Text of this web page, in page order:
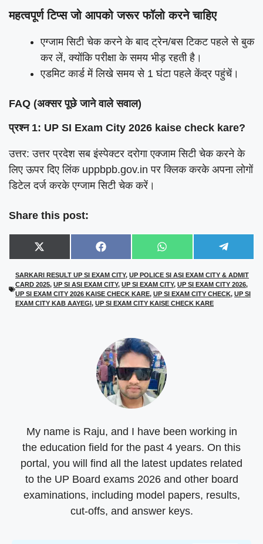
महत्वपूर्ण टिप्स जो आपको जरूर फॉलो करने चाहिए
एग्जाम सिटी चेक करने के बाद ट्रेन/बस टिकट पहले से बुक
कर लें, क्योंकि परीक्षा के समय भीड़ रहती है।
एडमिट कार्ड में लिखे समय से 1 घंटा पहले केंद्र पहुंचें।
FAQ (अक्सर पूछे जाने वाले सवाल)
प्रश्न 1: UP SI Exam City 2026 kaise check kare?
उत्तर: उत्तर प्रदेश सब इंस्पेक्टर दरोगा एक्जाम सिटी चेक करने के
लिए ऊपर दिए लिंक uppbpb.gov.in पर क्लिक करके अपना लोगों
डिटेल दर्ज करके एग्जाम सिटी चेक करें।
Share this post:
Share
on
X
(
w
i
t
t
Share
on
F
a
e
b
o
o
Share
on
W
h
t
s
A
p
Share
on
e
e
g
r
SARKARI RESULT UP SI EXAM CITY, UP POLICE SI ASI EXAM CITY & ADMIT
CARD 2025, UP SI ASI EXAM CITY, UP SI EXAM CITY, UP SI EXAM CITY 2026,
UP SI EXAM CITY 2026 KAISE CHECK KARE, UP SI EXAM CITY CHECK, UP SI
EXAM CITY KAB AAYEGI, UP SI EXAM CITY KAISE CHECK KARE
My name is Raju, and I have been working in
the education field for the past 4 years. On this
portal, you will find all the latest updates related
to the UP Board exams 2026 and other board
examinations, including model papers, results,
cut-offs, and answer keys.